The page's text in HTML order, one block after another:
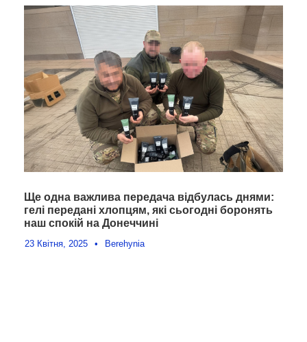
Ще одна важлива передача відбулась днями:
гелі передані хлопцям, які сьогодні боронять
наш спокій на Донеччині
23 Квітня, 2025 • Berehynia